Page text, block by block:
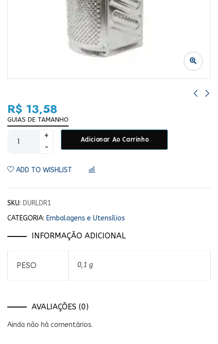
R$ 13,58
GUIAS DE TAMANHO
Adicionar Ao Carrinho
ADD TO WISHLIST
SKU: DURLDR1
CATEGORIA: Embalagens e Utensílios
INFORMAÇÃO ADICIONAL
PESO 0,1 g
AVALIAÇÕES (0)
Ainda não há comentários.